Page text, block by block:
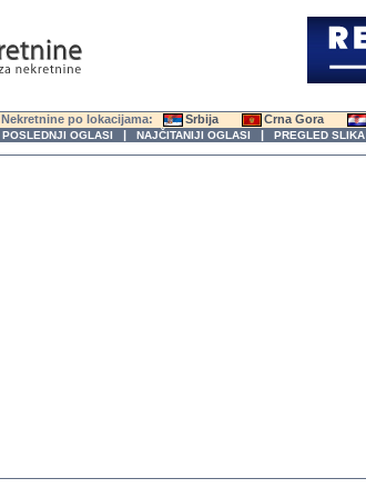
Nekretnine po lokacijama: Srbija Crna Gora
POSLEDNJI OGLASI | NAJČITANIJI OGLASI | PREGLED SLIKA